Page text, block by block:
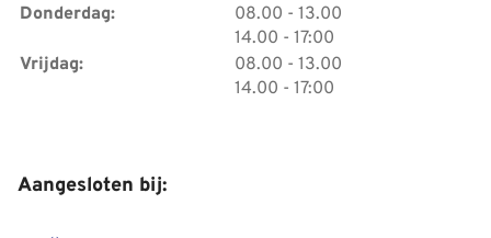
Donderdag:
08.00 tot
- 13.00
14.00 tot
- 17:00
Vrijdag:
08.00 tot
- 13.00
14.00 tot
- 17:00
Aangesloten bij: